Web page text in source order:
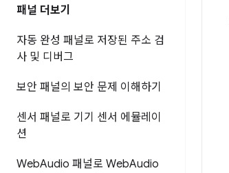
패널 더보기
자동 완성 패널로 저장된 주소 검
사 및 디버그
보안 패널의 보안 문제 이해하기
센서 패널로 기기 센서 에뮬레이
션
WebAudio 패널로 WebAudio